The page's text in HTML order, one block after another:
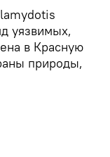
уязвимых,
в Красную
природы,